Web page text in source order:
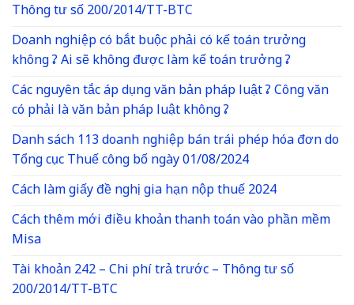
Thông tư số 200/2014/TT-BTC
Doanh nghiệp có bắt buộc phải có kế toán trưởng
không ? Ai sẽ không được làm kế toán trưởng ?
Các nguyên tắc áp dụng văn bản pháp luật ? Công văn
có phải là văn bản pháp luật không ?
Danh sách 113 doanh nghiệp bán trái phép hóa đơn do
Tổng cục Thuế công bố ngày 01/08/2024
Cách làm giấy đề nghị gia hạn nộp thuế 2024
Cách thêm mới điều khoản thanh toán vào phần mềm
Misa
Tài khoản 242 – Chi phí trả trước – Thông tư số
200/2014/TT-BTC